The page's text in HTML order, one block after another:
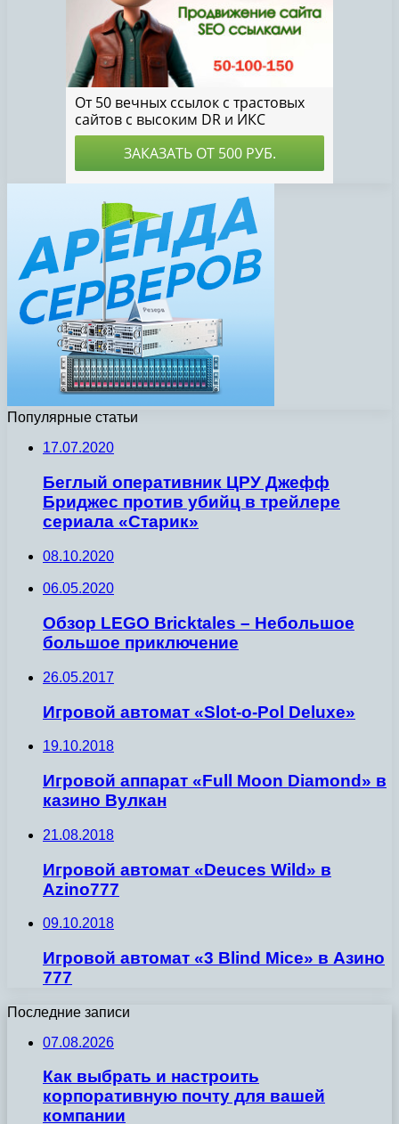
Популярные статьи
17.07.2020
Беглый оперативник ЦРУ Джефф
Бриджес против убийц в трейлере
сериала «Старик»
08.10.2020
06.05.2020
Обзор LEGO Bricktales – Небольшое
большое приключение
26.05.2017
Игровой автомат «Slot-o-Pol Deluxe»
19.10.2018
Игровой аппарат «Full Moon Diamond» в
казино Вулкан
21.08.2018
Игровой автомат «Deuces Wild» в
Azino777
09.10.2018
Игровой автомат «3 Blind Mice» в Азино
777
Последние записи
07.08.2026
Как выбрать и настроить
корпоративную почту для вашей
компании